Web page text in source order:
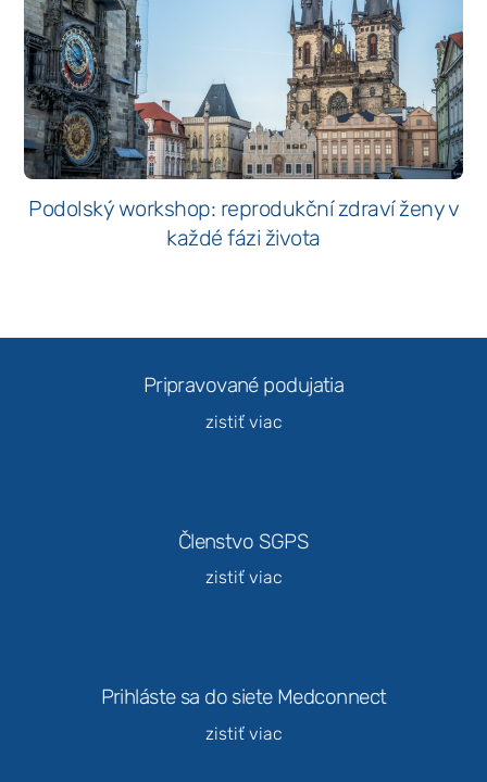
Podolský workshop: reprodukční zdraví ženy v
každé fázi života
Pripravované podujatia
zistiť viac
Členstvo SGPS
zistiť viac
Prihláste sa do siete Medconnect
zistiť viac
cookie nie sú
voliteľné. Sú
potrebné pre
fungovanie
webovej
stránky.
Aby sme
mohli
zlepšiť
stránky na
spôsobu
používania
webovej
spokojnosť
Aby naša
stránka počas
odmietnete,
funkcie z